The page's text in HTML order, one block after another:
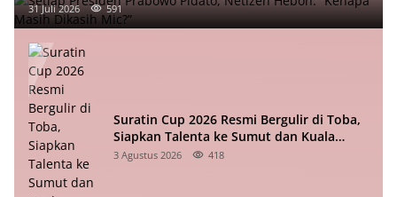
31 Juli 2026 591
Suratin Cup 2026 Resmi Bergulir di Toba,
Siapkan Talenta ke Sumut dan Kuala
Lumpur
3 Agustus 2026 418